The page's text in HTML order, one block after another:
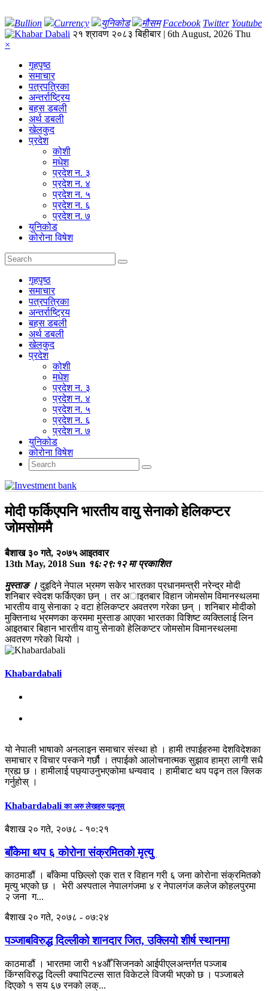
Bullion Currency युनिकोड मौसम Facebook Twitter Youtube
२१ श्रावण २०८३ बिहीबार | 6th August, 2026 Thu
×
गृहपृष्‍ठ
समाचार
पत्रपत्रिका
अन्तर्राष्ट्रिय
बहस डबली
अर्थ डबली
खेलकुद
प्रदेश
कोशी
मधेश
प्रदेश न. ३
प्रदेश न. ४
प्रदेश न. ५
प्रदेश न. ६
प्रदेश न. ७
युनिकोड
कोरोना विषेश
गृहपृष्‍ठ
समाचार
पत्रपत्रिका
अन्तर्राष्ट्रिय
बहस डबली
अर्थ डबली
खेलकुद
प्रदेश
कोशी
मधेश
प्रदेश न. ३
प्रदेश न. ४
प्रदेश न. ५
प्रदेश न. ६
प्रदेश न. ७
युनिकोड
कोरोना विषेश
मोदी फर्किएपनि भारतीय वायु सेनाको हेलिकप्टर
जाेमसोममै
बैशाख ३० गते, २०७५ आइतवार
13th May, 2018 Sun १६:२९:१२ मा प्रकाशित
मुस्ताङ । दुइदिने नेपाल भ्रमण सकेर भारतका प्रधानमन्त्री नरेन्द्र मोदी
शनिबार स्वेदश फर्किएका छन् । तर अाइतबार विहान जाेमसोम विमानस्थलमा
भारतीय वायु सेनाका २ वटा हेलिकप्टर अवतरण गरेका छन् । शनिबार मोदीको
मुक्तिनाथ भ्रमणका क्रममा मुस्ताङ आएका भारतका विशिष्ट व्यक्तिलाई लिन
आइतबार बिहान भारतीय वायु सेनाको हेलिकप्टर जोमसोम विमानस्थलमा
अवतरण गरेको थियो ।
Khabardabali
यो नेपाली भाषाको अनलाइन समाचार संस्था हो । हामी तपाईहरुमा देशविदेशका
समाचार र विचार पस्कने गर्छौ । तपाईको आलोचनात्मक सुझाव हाम्रा लागी सधै
ग्रह्य छ । हामीलाई पछ्याउनुभएकोमा धन्यवाद । हामीबाट थप पढ्न तल क्लिक
गर्नुहोस् ।
Khabardabaliका अरु लेखहरु पढ्नुस्
बैशाख २० गते, २०७८ - १०:२१
बाँकेमा थप ६ कोरोना संक्रमितको मृत्यु
काठमाडौं । बाँकेमा पछिल्लो एक रात र विहान गरी ६ जना कोरोना संक्रमितको
मृत्यु भएको छ । भेरी अस्पताल नेपालगंजमा ४ र नेपालगंज कलेज कोहलपुरमा
२ जना ग...
बैशाख २० गते, २०७८ - ०७:२४
पञ्जाबविरुद्ध दिल्लीको शानदार जित, उक्लियो शीर्ष स्थानमा
काठमाडौं । भारतमा जारी १४औँ सिजनको आईपीएलअन्तर्गत पञ्जाब
किंग्सविरुद्ध दिल्ली क्यापिटल्स सात विकेटले विजयी भएको छ । पञ्जाबले
दिएको १ सय ६७ रनको लक्...